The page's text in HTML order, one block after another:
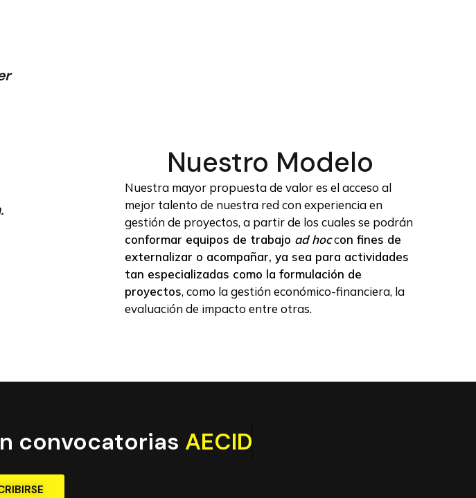
Nuestro Modelo
Nuestra mayor propuesta de valor es el acceso al
mejor talento de nuestra red con experiencia en
gestión de proyectos, a partir de los cuales se podrán
conformar equipos de trabajo ad hoccon fines de
externalizar o acompañar, ya sea para actividades
tan especializadas como la formulación de
proyectos, como la gestión económico-financiera, la
evaluación de impacto entre otras.
convocatorias AECID